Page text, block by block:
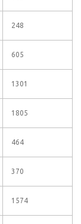
248
605
1301
1805
464
370
1574